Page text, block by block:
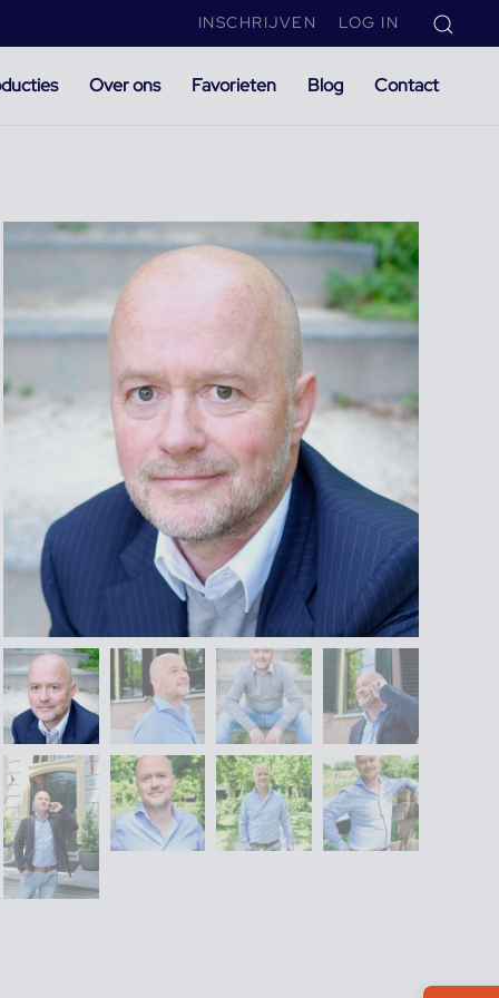
INSCHRIJVEN LOG IN
Over ons Favorieten Blog Contact